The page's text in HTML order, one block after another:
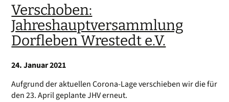
Verschoben:
Jahreshauptversammlung
Dorfleben Wrestedt e.V.
24. Januar 2021
Aufgrund der aktuellen Corona-Lage verschieben wir die für
den 23. April geplante JHV erneut.